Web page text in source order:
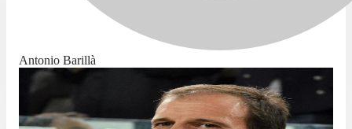
Antonio Barillà